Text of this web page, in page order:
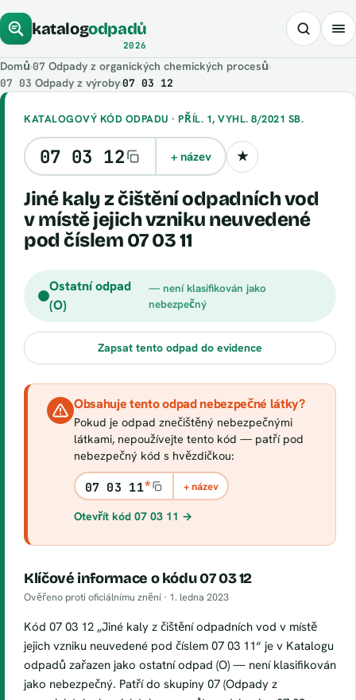
katalogodpadů
2026
Domů›07 Odpady z organických chemických procesů›
07 03 Odpady z výroby›07 03 12
KATALOGOVÝ KÓD ODPADU · PŘÍL. 1, VYHL. 8/2021 SB.
07 03 12 + název ★Uložit kód
Jiné kaly z čištění odpadních vod
v místě jejich vzniku neuvedené
pod číslem 07 03 11
Ostatní odpad
(O)
— není klasifikován jako
nebezpečný
Zapsat tento odpad do evidence
Obsahuje tento odpad nebezpečné látky?
Pokud je odpad znečištěný nebezpečnými
látkami, nepoužívejte tento kód — patří pod
nebezpečný kód s hvězdičkou:
07 03 11* + název
Otevřít kód 07 03 11 →
Klíčové informace o kódu 07 03 12
Ověřeno proti oficiálnímu znění · 1. ledna 2023
Kód 07 03 12 „Jiné kaly z čištění odpadních vod v místě
jejich vzniku neuvedené pod číslem 07 03 11“ je v Katalogu
odpadů zařazen jako ostatní odpad (O) — není klasifikován
jako nebezpečný. Patří do skupiny 07 (Odpady z